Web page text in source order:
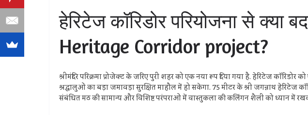
हेरिटेज कॉरिडोर परियोजना से
Heritage Corridor project?
श्रीमंदिर परिक्रमा प्रोजेक्ट के जरिए पुरी शहर को एक नया रूप दिया गया है. हेरिटेज
श्रद्धालुओं का बड़ा जमावड़ा सुरक्षित माहौल में हो सकेगा. 75 मीटर के श्री जगन्नाथ हेरिटेज
संबंधित मठ की सामान्य और विशिष्ट परंपराओं में वास्तुकला की कलिंगन शैली को ध्यान में